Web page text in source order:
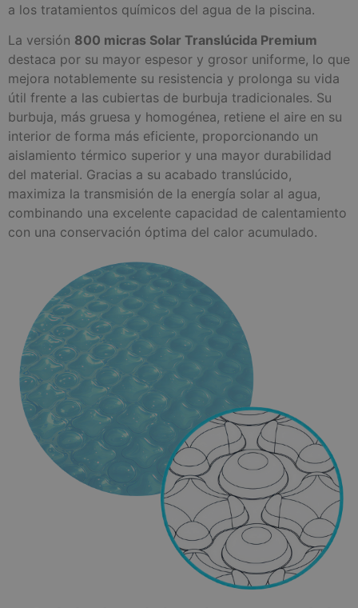
a los tratamientos químicos del agua de la piscina.
La versión 800 micras Solar Translúcida Premium
destaca por su mayor espesor y grosor uniforme, lo que
mejora notablemente su resistencia y prolonga su vida
útil frente a las cubiertas de burbuja tradicionales. Su
burbuja, más gruesa y homogénea, retiene el aire en su
interior de forma más eficiente, proporcionando un
aislamiento térmico superior y una mayor durabilidad
del material. Gracias a su acabado translúcido,
maximiza la transmisión de la energía solar al agua,
combinando una excelente capacidad de calentamiento
con una conservación óptima del calor acumulado.